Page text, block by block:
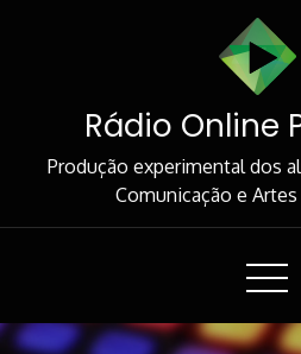
Rádio Online
Produção experimental dos
Comunicação e Artes